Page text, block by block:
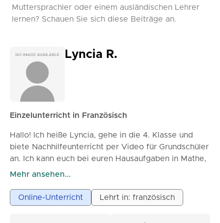
Muttersprachler oder einem ausländischen Lehrer
lernen? Schauen Sie sich diese Beiträge an.
Lyncia R.
Einzelunterricht in Französisch
Hallo! Ich heiße Lyncia, gehe in die 4. Klasse und
biete Nachhilfeunterricht per Video für Grundschüler
an. Ich kann euch bei euren Hausaufgaben in Mathe,
Französisch, Englisch usw. helfen. Mein Unterricht ist
Erklärungen und praktischen Übungen. Dank meines
Unterrichts werden eure Kinder ihre Lektionen
Mehr ansehen...
Online-Unterricht Lehrt in: französisch